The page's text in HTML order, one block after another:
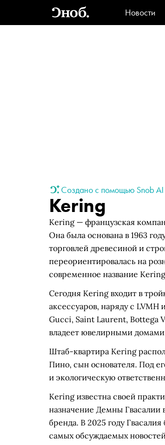
Новости
Создано с помощью Snob AI
Kering
Kering — французская
Она была основана в 1963
торговлей древесиной и
переориентировалась на
современное название
Сегодня Kering входит в
аксессуаров, наряду с
Gucci, Saint Laurent, Bottega
владеет ювелирными
Штаб-квартира Kering
Пино, сын основателя. Под
и экологическую
Kering известна своей
назначение Демны Гвасалии
бренда. В 2025 году
самых обсуждаемых